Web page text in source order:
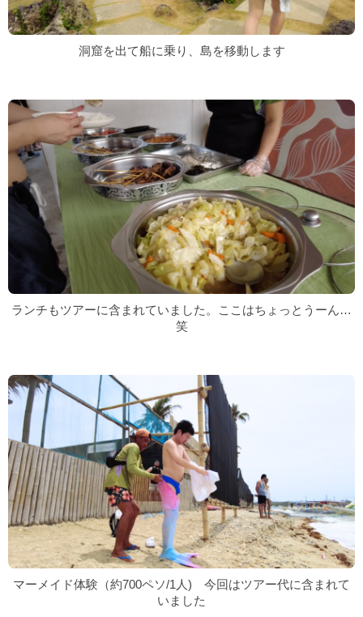
洞窟を出て船に乗り、島を移動します
ランチもツアーに含まれていました。ここはちょっとうーん…
笑
マーメイド体験（約700ペソ/1人) 今回はツアー代に含まれて
いました